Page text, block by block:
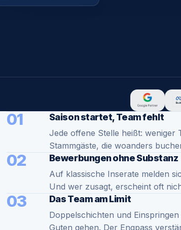
01 Saison startet, Team fehlt
Jede offene Stelle heißt: weniger
Stammgäste, die woanders
02 Bewerbungen ohne Substanz
Auf klassische Inserate melden
Und wer zusagt, erscheint oft
03 Das Team am Limit
Doppelschichten und
Guten gehen. Der Engpass